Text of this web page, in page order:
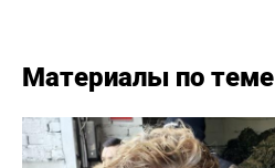
Материалы по теме